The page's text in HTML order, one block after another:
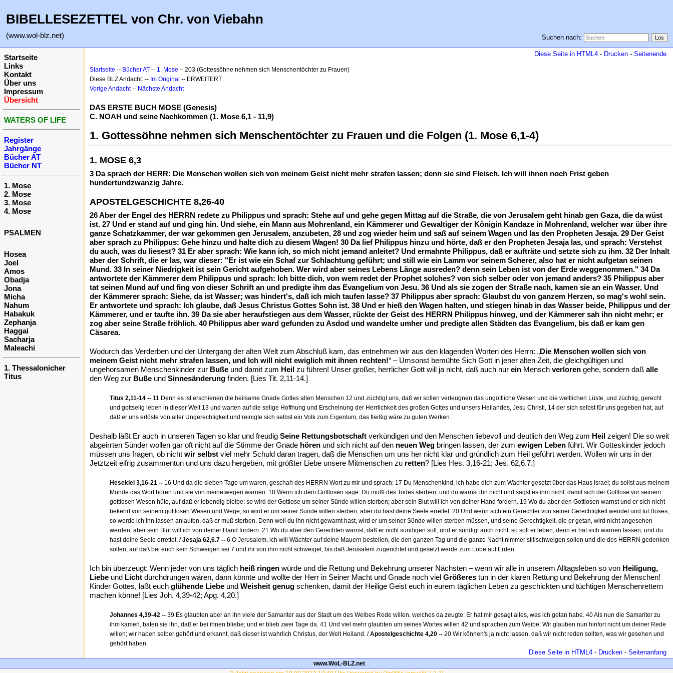
BIBELLESEZETTEL von Chr. von Viebahn
(www.wol-blz.net) Suchen nach:
Startseite
Links
Kontakt
Über uns
Impressum
Übersicht
WATERS OF LIFE
Register
Jahrgänge
Bücher AT
Bücher NT
1. Mose
2. Mose
3. Mose
4. Mose
PSALMEN
Hosea
Joel
Amos
Obadja
Jona
Micha
Nahum
Habakuk
Zephanja
Haggai
Sacharja
Maleachi
1. Thessalonicher
Titus
Diese Seite in HTML4 - Drucken - Seitenende
Startseite -- Bücher AT -- 1. Mose – 203 (Gottessöhne nehmen sich Menschentöchter zu Frauen)
Diese BLZ Andacht: -- Im Original -- ERWEITERT
Vorige Andacht-- Nächste Andacht
DAS ERSTE BUCH MOSE (Genesis)
C. NOAH und seine Nachkommen (1. Mose 6,1 - 11,9)
1. Gottessöhne nehmen sich Menschentöchter zu Frauen und die Folgen (1. Mose 6,1-4)
1. MOSE 6,3
3 Da sprach der HERR: Die Menschen wollen sich von meinem Geist nicht mehr strafen lassen; denn sie sind Fleisch. Ich will ihnen noch Frist geben
hundertundzwanzig Jahre.
APOSTELGESCHICHTE 8,26-40
26 Aber der Engel des HERRN redete zu Philippus und sprach: Stehe auf und gehe gegen Mittag auf die Straße, die von Jerusalem geht hinab gen Gaza, die da wüst
ist. 27 Und er stand auf und ging hin. Und siehe, ein Mann aus Mohrenland, ein Kämmerer und Gewaltiger der Königin Kandaze in Mohrenland, welcher war über ihre
ganze Schatzkammer, der war gekommen gen Jerusalem, anzubeten, 28 und zog wieder heim und saß auf seinem Wagen und las den Propheten Jesaja. 29 Der Geist
aber sprach zu Philippus: Gehe hinzu und halte dich zu diesem Wagen! 30 Da lief Philippus hinzu und hörte, daß er den Propheten Jesaja las, und sprach: Verstehst
du auch, was du liesest? 31 Er aber sprach: Wie kann ich, so mich nicht jemand anleitet? Und ermahnte Philippus, daß er aufträte und setzte sich zu ihm. 32 Der Inhalt
aber der Schrift, die er las, war dieser: "Er ist wie ein Schaf zur Schlachtung geführt; und still wie ein Lamm vor seinem Scherer, also hat er nicht aufgetan seinen
Mund. 33 In seiner Niedrigkeit ist sein Gericht aufgehoben. Wer wird aber seines Lebens Länge ausreden? denn sein Leben ist von der Erde weggenommen." 34 Da
antwortete der Kämmerer dem Philippus und sprach: Ich bitte dich, von wem redet der Prophet solches? von sich selber oder von jemand anders? 35 Philippus aber
tat seinen Mund auf und fing von dieser Schrift an und predigte ihm das Evangelium von Jesu. 36 Und als sie zogen der Straße nach, kamen sie an ein Wasser. Und
der Kämmerer sprach: Siehe, da ist Wasser; was hindert's, daß ich mich taufen lasse? 37 Philippus aber sprach: Glaubst du von ganzem Herzen, so mag's wohl sein.
Er antwortete und sprach: Ich glaube, daß Jesus Christus Gottes Sohn ist. 38 Und er hieß den Wagen halten, und stiegen hinab in das Wasser beide, Philippus und der
Kämmerer, und er taufte ihn. 39 Da sie aber heraufstiegen aus dem Wasser, rückte der Geist des HERRN Philippus hinweg, und der Kämmerer sah ihn nicht mehr; er
zog aber seine Straße fröhlich. 40 Philippus aber ward gefunden zu Asdod und wandelte umher und predigte allen Städten das Evangelium, bis daß er kam gen
Cäsarea.
Wodurch das Verderben und der Untergang der alten Welt zum Abschluß kam, das entnehmen wir aus den klagenden Worten des Herrn: „Die Menschen wollen sich von
meinem Geist nicht mehr strafen lassen, und Ich will nicht ewiglich mit ihnen rechten!“ – Umsonst bemühte Sich Gott in jener alten Zeit, die gleichgültigen und
ungehorsamen Menschenkinder zur Buße und damit zum Heil zu führen! Unser großer, herrlicher Gott will ja nicht, daß auch nur ein Mensch verloren gehe, sondern daß alle
den Weg zur Buße und Sinnesänderung finden. [Lies Tit. 2,11-14.]
Titus 2,11-14 -- 11 Denn es ist erschienen die heilsame Gnade Gottes allen Menschen 12 und züchtigt uns, daß wir sollen verleugnen das ungöttliche Wesen und die weltlichen Lüste, und züchtig, gerecht
und gottselig leben in dieser Welt 13 und warten auf die selige Hoffnung und Erscheinung der Herrlichkeit des großen Gottes und unsers Heilandes, Jesu Christi, 14 der sich selbst für uns gegeben hat, auf
daß er uns erlöste von aller Ungerechtigkeit und reinigte sich selbst ein Volk zum Eigentum, das fleißig wäre zu guten Werken.
Deshalb läßt Er auch in unseren Tagen so klar und freudig Seine Rettungsbotschaft verkündigen und den Menschen liebevoll und deutlich den Weg zum Heil zeigen! Die so weit
abgeirrten Sünder wollen gar oft nicht auf die Stimme der Gnade hören und sich nicht auf den neuen Weg bringen lassen, der zum ewigen Leben führt. Wir Gotteskinder jedoch
müssen uns fragen, ob nicht wir selbst viel mehr Schuld daran tragen, daß die Menschen um uns her nicht klar und gründlich zum Heil geführt werden. Wollen wir uns in der
Jetztzeit eifrig zusammentun und uns dazu hergeben, mit größter Liebe unsere Mitmenschen zu retten? [Lies Hes. 3,16-21; Jes. 62,6.7.]
Hesekiel 3,16-21 -- 16 Und da die sieben Tage um waren, geschah des HERRN Wort zu mir und sprach: 17 Du Menschenkind, ich habe dich zum Wächter gesetzt über das Haus Israel; du sollst aus meinem
Munde das Wort hören und sie von meinetwegen warnen. 18 Wenn ich dem Gottlosen sage: Du mußt des Todes sterben, und du warnst ihn nicht und sagst es ihm nicht, damit sich der Gottlose vor seinem
gottlosen Wesen hüte, auf daß er lebendig bleibe: so wird der Gottlose um seiner Sünde willen sterben; aber sein Blut will ich von deiner Hand fordern. 19 Wo du aber den Gottlosen warnst und er sich nicht
bekehrt von seinem gottlosen Wesen und Wege, so wird er um seiner Sünde willen sterben; aber du hast deine Seele errettet. 20 Und wenn sich ein Gerechter von seiner Gerechtigkeit wendet und tut Böses,
so werde ich ihn lassen anlaufen, daß er muß sterben. Denn weil du ihn nicht gewarnt hast, wird er um seiner Sünde willen sterben müssen, und seine Gerechtigkeit, die er getan, wird nicht angesehen
werden; aber sein Blut will ich von deiner Hand fordern. 21 Wo du aber den Gerechten warnst, daß er nicht sündigen soll, und er sündigt auch nicht, so soll er leben, denn er hat sich warnen lassen; und du
hast deine Seele errettet. /Jesaja 62,6.7 -- 6 O Jerusalem, ich will Wächter auf deine Mauern bestellen, die den ganzen Tag und die ganze Nacht nimmer stillschweigen sollen und die des HERRN gedenken
sollen, auf daß bei euch kein Schweigen sei 7 und ihr von ihm nicht schweiget, bis daß Jerusalem zugerichtet und gesetzt werde zum Lobe auf Erden.
Ich bin überzeugt: Wenn jeder von uns täglich heiß ringen würde und die Rettung und Bekehrung unserer Nächsten – wenn wir alle in unserem Alltagsleben so von Heiligung,
Liebe und Licht durchdrungen wären, dann könnte und wollte der Herr in Seiner Macht und Gnade noch viel Größeres tun in der klaren Rettung und Bekehrung der Menschen!
Kinder Gottes, laßt euch glühende Liebe und Weisheit genug schenken, damit der Heilige Geist euch in eurem täglichen Leben zu geschickten und tüchtigen Menschenrettern
machen könne! [Lies Joh. 4,39-42; Apg. 4,20.]
Johannes 4,39-42 -- 39 Es glaubten aber an ihn viele der Samariter aus der Stadt um des Weibes Rede willen, welches da zeugte: Er hat mir gesagt alles, was ich getan habe. 40 Als nun die Samariter zu
ihm kamen, baten sie ihn, daß er bei ihnen bliebe; und er blieb zwei Tage da. 41 Und viel mehr glaubten um seines Wortes willen 42 und sprachen zum Weibe: Wir glauben nun hinfort nicht um deiner Rede
willen; wir haben selber gehört und erkannt, daß dieser ist wahrlich Christus, der Welt Heiland. /Apostelgeschichte 4,20 -- 20 Wir können's ja nicht lassen, daß wir nicht reden sollten, was wir gesehen und
gehört haben.
Diese Seite in HTML4 - Drucken - Seitenanfang
www.WoL-BLZ.net